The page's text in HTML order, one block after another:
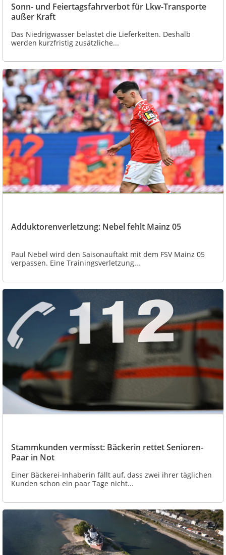
Sonn- und Feiertagsfahrverbot für Lkw-Transporte
außer Kraft
Das Niedrigwasser belastet die Lieferketten. Deshalb
werden kurzfristig zusätzliche...
Adduktorenverletzung: Nebel fehlt Mainz 05
Paul Nebel wird den Saisonauftakt mit dem FSV Mainz 05
verpassen. Eine Trainingsverletzung...
Stammkunden vermisst: Bäckerin rettet Senioren-
Paar in Not
Einer Bäckerei-Inhaberin fällt auf, dass zwei ihrer täglichen
Kunden schon ein paar Tage nicht...